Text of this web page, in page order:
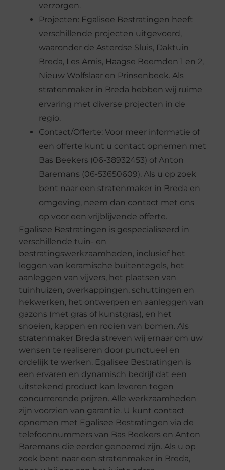
verzorgen.
Projecten: Egalisee Bestratingen heeft
verschillende projecten uitgevoerd,
waaronder de Asterdse Sluis, Daktuin
Breda, Les Amis, Haagse Beemden 1 en 2,
Nieuw Wolfslaar en Prinsenbeek. Als
stratenmaker in Breda hebben wij ruime
ervaring met diverse projecten in de
regio.
Contact/Offerte: Voor meer informatie of
een offerte kunt u contact opnemen met
Bas Beekers (06-38932453) of Anton
Baremans (06-53650609). Als u op zoek
bent naar een stratenmaker in Breda en
omgeving, neem dan contact met ons
op voor een vrijblijvende offerte.
Egalisee Bestratingen is gespecialiseerd in
verschillende tuin- en
bestratingswerkzaamheden, inclusief het
leggen van keramische buitentegels, het
aanleggen van vijvers, het plaatsen van
tuinhuizen, overkappingen, schuttingen en
hekwerken, het ontwerpen en aanleggen van
gazons (met gras of kunstgras), en het
snoeien, kappen en rooien van bomen. Als
stratenmaker Breda streven wij ernaar om uw
wensen te realiseren door punctueel en
ordelijk te werken. Egalisee Bestratingen is
een ervaren en dynamisch bedrijf dat een
uitstekend product kan leveren tegen
concurrerende prijzen. Alle werkzaamheden
zijn voorzien van garantie. U kunt contact
opnemen met Egalisee Bestratingen via de
telefoonnummers van Bas Beekers en Anton
Baremans die eerder genoemd zijn. Als u op
zoek bent naar een stratenmaker in Breda,